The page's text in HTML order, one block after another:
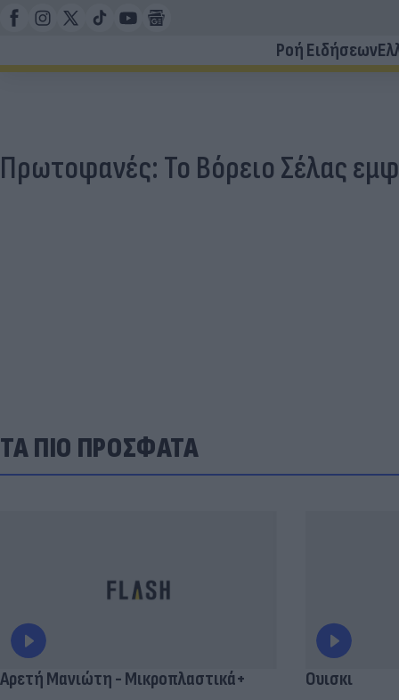
Ροή Ειδήσεων
Πρωτοφανές: Το Βόρειο Σέλας
ΤΑ ΠΙΟ ΠΡΟΣΦΑΤΑ
Αρετή Μανιώτη - Μικροπλαστικά+ Ουισκι